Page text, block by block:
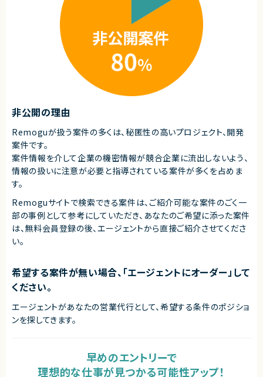
非公開の理由
Remoguが扱う案件の多くは、秘匿性の高いプロジェクト、開発
案件です。
案件情報を介して企業の機密情報が競合企業に流出しないよう、
情報の扱いに注意が必要と指導されている案件が多くを占めま
す。
Remoguサイトで検索できる案件は、ご紹介可能な案件のごく一
部の事例として参考にしていただき、 あなたのご希望に添った案件
は、無料会員登録の後、エージェントから直接ご紹介させてくださ
い。
希望する案件が無い場合、「エージェントにオーダー」して
ください。
エージェントがあなたの営業代行として、希望する条件のポジショ
ンを探してきます。
早めのエントリーで
理想的な仕事が見つかる可能性アップ！